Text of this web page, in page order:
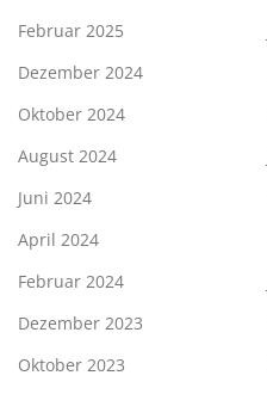
Februar 2025
Dezember 2024
Oktober 2024
August 2024
Juni 2024
April 2024
Februar 2024
Dezember 2023
Oktober 2023